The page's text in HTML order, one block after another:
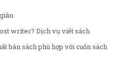
writer? Dịch vụ viết sách
bản sách phù hợp với cuốn sách